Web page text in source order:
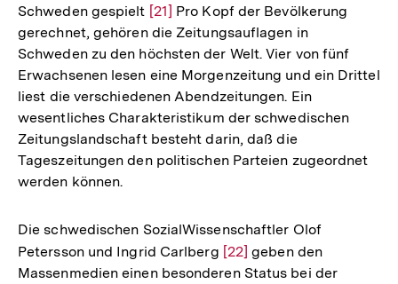
Schweden gespielt Zur
Auflösung
der
Fußnote
[21] Pro Kopf der Bevölkerung
gerechnet, gehören die Zeitungsauflagen in
Schweden zu den höchsten der Welt. Vier von fünf
Erwachsenen lesen eine Morgenzeitung und ein Drittel
liest die verschiedenen Abendzeitungen. Ein
wesentliches Charakteristikum der schwedischen
Zeitungslandschaft besteht darin, daß die
Tageszeitungen den politischen Parteien zugeordnet
werden können.
Die schwedischen SozialWissenschaftler Olof
Petersson und Ingrid Carlberg Zur
Auflösung
[22] geben den
Massenmedien einen besonderen Status bei der